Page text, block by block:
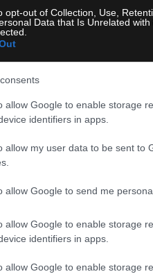
opt-out of Collection, Use,
Data that Is Unrelated
allow Google to enable storage
identifiers in apps.
allow my user data to be sent to
allow Google to send me
allow Google to enable storage
identifiers in apps.
allow Google to enable storage
τη διεθνή
ασφαλείας σε
από τη Λειψία